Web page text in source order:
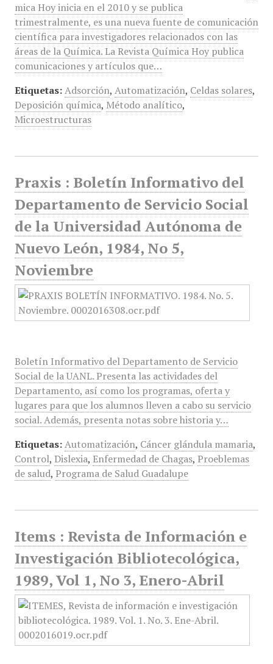
mica Hoy inicia en el 2010 y se publica
trimestralmente, es una nueva fuente de comunicación
científica para investigadores relacionados con las
áreas de la Química. La Revista Química Hoy publica
comunicaciones y artículos que…
Etiquetas: Adsorción, Automatización, Celdas solares,
Deposición química, Método analítico,
Microestructuras
Praxis : Boletín Informativo del
Departamento de Servicio Social
de la Universidad Autónoma de
Nuevo León, 1984, No 5,
Noviembre
Boletín Informativo del Departamento de Servicio
Social de la UANL. Presenta las actividades del
Departamento, así como los programas, oferta y
lugares para que los alumnos lleven a cabo su servicio
social. Además, presenta notas sobre historia y…
Etiquetas: Automatización, Cáncer glándula mamaria,
Control, Dislexia, Enfermedad de Chagas, Proeblemas
de salud, Programa de Salud Guadalupe
Items : Revista de Información e
Investigación Bibliotecológica,
1989, Vol 1, No 3, Enero-Abril